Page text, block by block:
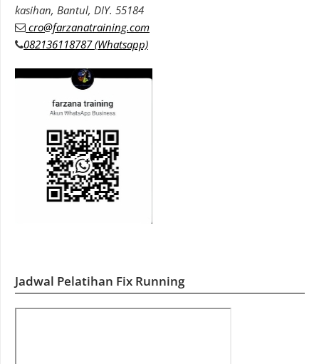
kasihan, Bantul, DIY. 55184
cro@farzanatraining.com
082136118787 (Whatsapp)
Jadwal Pelatihan Fix Running